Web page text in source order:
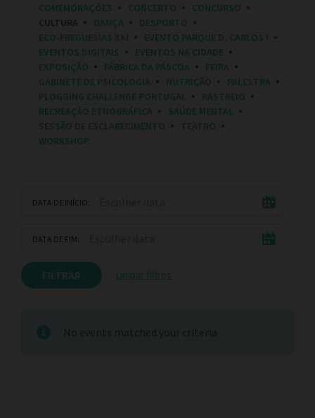
COMEMORAÇÕES
CONCERTO
CONCURSO
CULTURA
DANÇA
DESPORTO
ECO-FREGUESIAS XXI
EVENTO PARQUE D. CARLOS I
EVENTOS DIGITAIS
EVENTOS NA CIDADE
EXPOSIÇÃO
FÁBRICA DA PÁSCOA
FEIRA
GABINETE DE PSICOLOGIA
NUTRIÇÃO
PALESTRA
PLOGGING CHALLENGE PORTUGAL
RASTREIO
RECREAÇÃO ETNOGRÁFICA
SAÚDE MENTAL
SESSÃO DE ESCLARECIMENTO
TEATRO
WORKSHOP
DATA DE INÍCIO:
DATA DE FIM:
FILTRAR Limpar filtros